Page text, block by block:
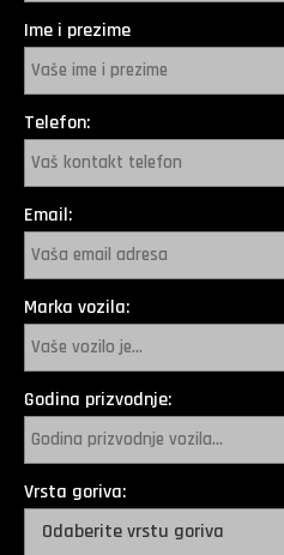
Ime i prezime
Telefon:
Email:
Marka vozila:
Godina prizvodnje:
Vrsta goriva: